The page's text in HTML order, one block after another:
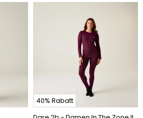
40% Rabatt